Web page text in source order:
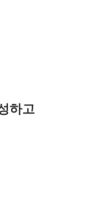
하고